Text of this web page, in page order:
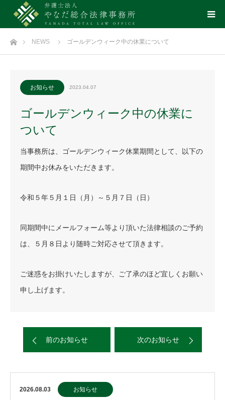
ホームNEWS ゴールデンウィーク中の休業について
お知らせ 2023.04.07
ゴールデンウィーク中の休業に
ついて
当事務所は、ゴールデンウィーク休業期間として、以下の
期間中お休みをいただきます。
令和５年５月１日（月）～５月７日（日）
同期間中にメールフォーム等より頂いた法律相談のご予約
は、５月８日より随時ご対応させて頂きます。
ご迷惑をお掛けいたしますが、ご了承のほど宜しくお願い
申し上げます。
前のお知らせ 次のお知らせ
2026.08.03 お知らせ